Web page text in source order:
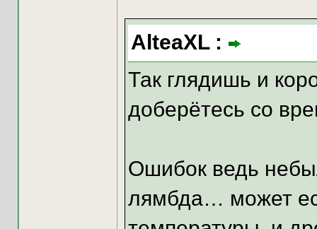
AlteaXL :
Так глядишь и
доберётесь со
Ошибок ведь
лямбда… может